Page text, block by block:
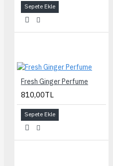
Sepete Ekle
Fresh Ginger Perfume
810,00TL
Sepete Ekle